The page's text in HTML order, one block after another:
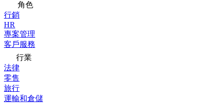
角色
行銷
HR
專案管理
客戶服務
行業
法律
零售
旅行
運輸和倉儲